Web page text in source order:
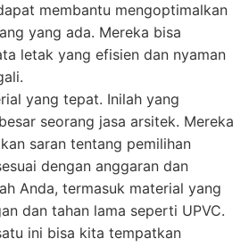
membantu mengoptimalkan
yang ada. Mereka bisa
letak yang efisien dan nyaman
yang tepat. Inilah yang
seorang jasa arsitek. Mereka
saran tentang pemilihan
dengan anggaran dan
Anda, termasuk material yang
dan tahan lama seperti UPVC.
ini bisa kita tempatkan